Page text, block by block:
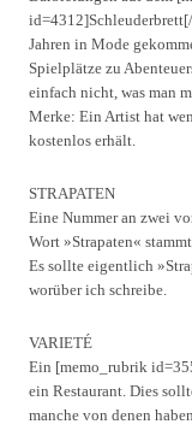
Jahren in Mode
Spielplätze zu
einfach nicht, was man
Merke: Ein Artist hat
kostenlos erhält.
STRAPATEN
Eine Nummer an zwei
Wort »Strapaten«
Es sollte eigentlich
worüber ich schreibe.
VARIETÉ
Ein [memo_rubrik
ein Restaurant. Dies
manche von denen